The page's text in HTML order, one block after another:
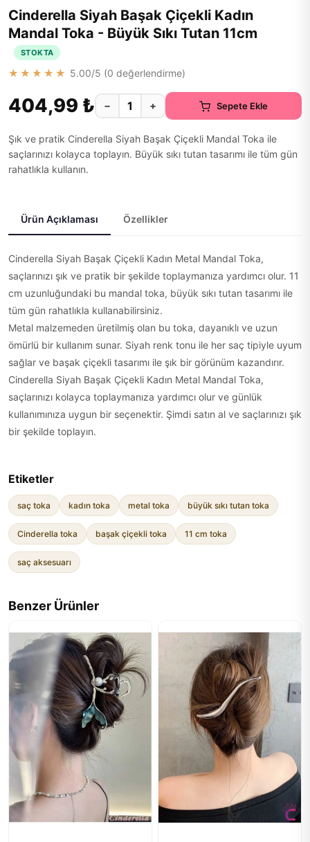
Cinderella Siyah Başak Çiçekli Kadın
Mandal Toka - Büyük Sıkı Tutan 11cm
STOKTA
★★★★★ 5.00/5 (0 değerlendirme)
404,99 ₺ − + Sepete Ekle
Şık ve pratik Cinderella Siyah Başak Çiçekli Mandal Toka ile
saçlarınızı kolayca toplayın. Büyük sıkı tutan tasarımı ile tüm gün
rahatlıkla kullanın.
Ürün Açıklaması Özellikler
Cinderella Siyah Başak Çiçekli Kadın Metal Mandal Toka,
saçlarınızı şık ve pratik bir şekilde toplaymanıza yardımcı olur. 11
cm uzunluğundaki bu mandal toka, büyük sıkı tutan tasarımı ile
tüm gün rahatlıkla kullanabilirsiniz.
Metal malzemeden üretilmiş olan bu toka, dayanıklı ve uzun
ömürlü bir kullanım sunar. Siyah renk tonu ile her saç tipiyle uyum
sağlar ve başak çiçekli tasarımı ile şık bir görünüm kazandırır.
Cinderella Siyah Başak Çiçekli Kadın Metal Mandal Toka,
saçlarınızı kolayca toplaymanıza yardımcı olur ve günlük
kullanımınıza uygun bir seçenektir. Şimdi satın al ve saçlarınızı şık
bir şekilde toplayın.
Etiketler
saç toka kadın toka metal toka büyük sıkı tutan toka
Cinderella toka başak çiçekli toka 11 cm toka
saç aksesuarı
Benzer Ürünler